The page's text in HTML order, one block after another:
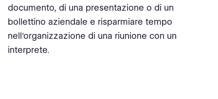
documento, di una presentazione o di un
bollettino aziendale e risparmiare tempo
nell'organizzazione di una riunione con un
interprete.